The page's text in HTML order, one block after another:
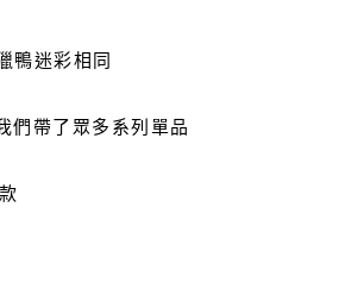
鴨迷彩相同
們帶了眾多系列單品